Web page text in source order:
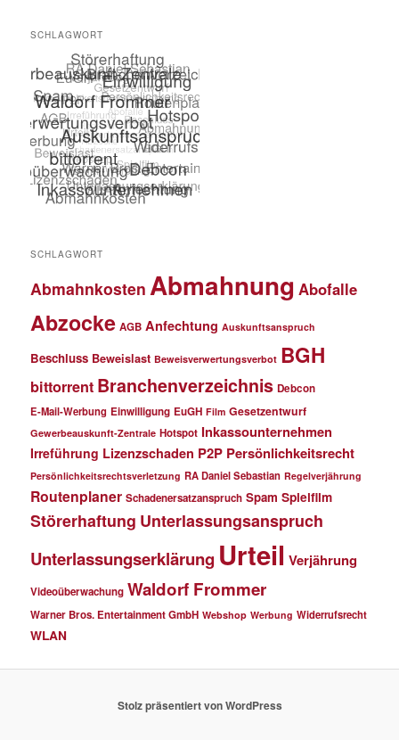
SCHLAGWORT
SCHLAGWORT
Abmahnkosten Abmahnung Abofalle
Abzocke AGB Anfechtung Auskunftsanspruch
Beschluss Beweislast Beweisverwertungsverbot BGH
bittorrent Branchenverzeichnis Debcon
E-Mail-Werbung Einwilligung EuGH Film Gesetzentwurf
Gewerbeauskunft-Zentrale Hotspot Inkassounternehmen
Irreführung Lizenzschaden P2P Persönlichkeitsrecht
Persönlichkeitsrechtsverletzung RA Daniel Sebastian Regelverjährung
Routenplaner Schadenersatzanspruch Spam Spielfilm
Störerhaftung Unterlassungsanspruch
Unterlassungserklärung Urteil Verjährung
Videoüberwachung Waldorf Frommer
Warner Bros. Entertainment GmbH Webshop Werbung Widerrufsrecht
WLAN
Stolz präsentiert von WordPress